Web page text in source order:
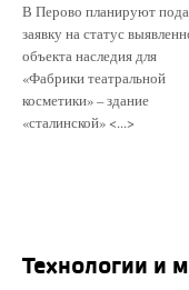
В Перово планируют
заявку на статус
объекта наследия для
«Фабрики театральной
косметики» – здание
«сталинской» <...>
Технологии и